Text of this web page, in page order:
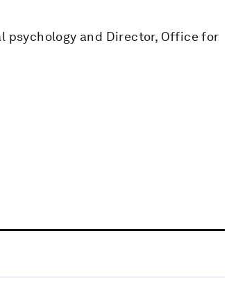
psychology and Director, Office for